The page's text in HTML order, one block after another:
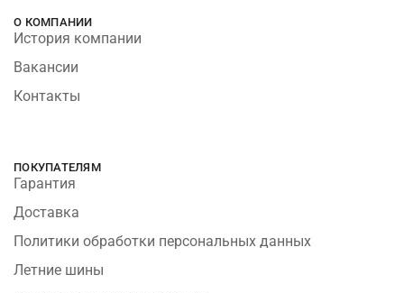
О КОМПАНИИ
История компании
Вакансии
Контакты
ПОКУПАТЕЛЯМ
Гарантия
Доставка
Политики обработки персональных данных
Летние шины